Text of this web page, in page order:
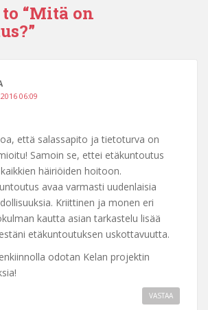
“Mitä on
06:09
että salassapito ja tietoturva on
Samoin se, ettei etäkuntoutus
häiriöiden hoitoon.
avaa varmasti uudenlaisia
Kriittinen ja monen eri
kautta asian tarkastelu lisää
etäkuntoutuksen uskottavuutta.
odotan Kelan projektin
VASTAA